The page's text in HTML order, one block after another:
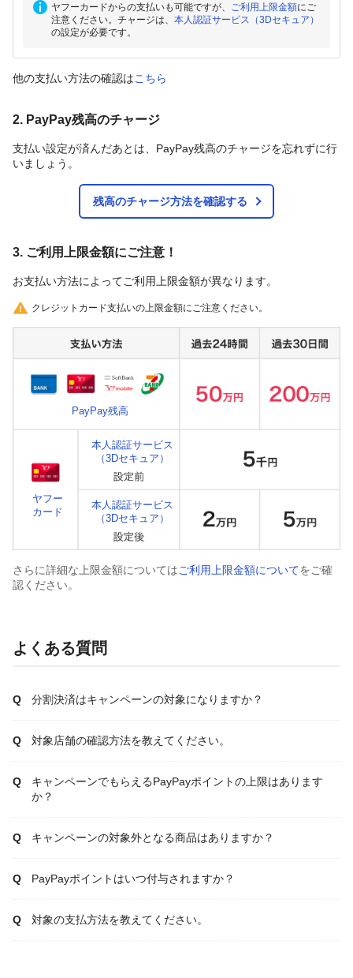
ヤフーカードからの支払いも可能ですが、 ご利用上限金額にご
注意ください。チャージは、 本人認証サービス（3Dセキュア）
の設定が必要です。
他の支払い方法の確認はこちら
2. PayPay残高のチャージ
支払い設定が済んだあとは、PayPay残高のチャージを忘れずに行
いましょう。
残高のチャージ方法を確認する
3. ご利用上限金額にご注意！
お支払い方法によってご利用上限金額が異なります。
クレジットカード支払いの上限金額にご注意ください。
PayPay残高
ヤフー
カード
本人認証サービス
（3Dセキュア）
本人認証サービス
（3Dセキュア）
さらに詳細な上限金額についてはご利用上限金額についてをご確
認ください。
よくある質問
分割決済はキャンペーンの対象になりますか？
対象店舗の確認方法を教えてください。
キャンペーンでもらえるPayPayポイントの上限はあります
か？
キャンペーンの対象外となる商品はありますか？
PayPayポイントはいつ付与されますか？
対象の支払方法を教えてください。